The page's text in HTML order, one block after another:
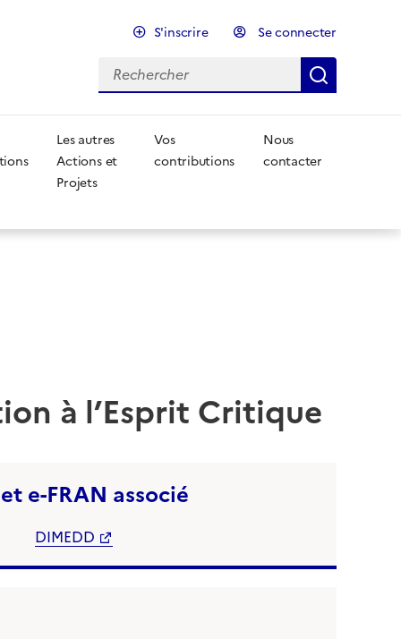
S'inscrire Se connecter
Rechercher
Les autres
Actions et
Projets
Vos
contributions
Nous
contacter
à l’Esprit Critique
e-FRAN associé
DIMEDD